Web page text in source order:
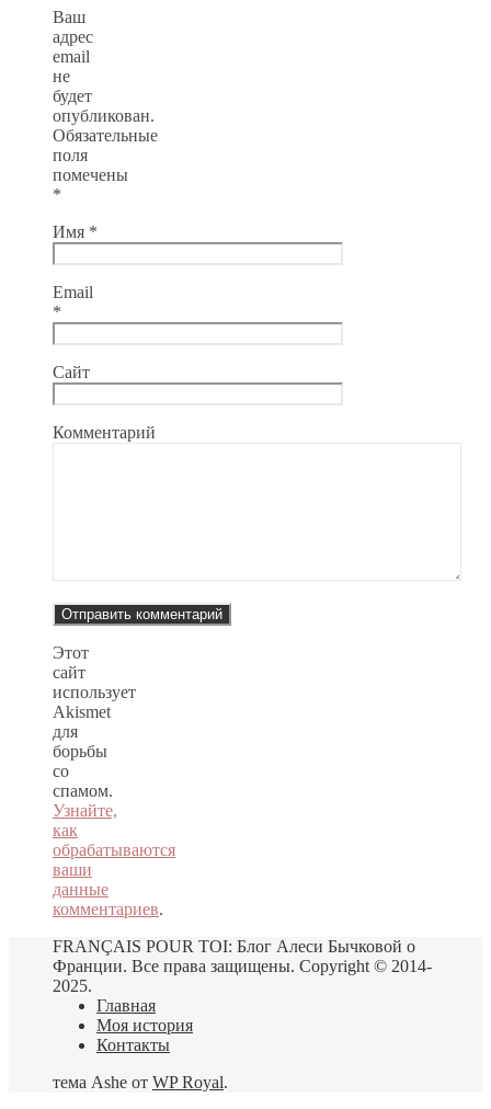
Ваш
адрес
email
не
будет
опубликован.
Обязательные
поля
помечены
*
Имя *
Email
*
Сайт
Комментарий
Этот
сайт
использует
Akismet
для
борьбы
со
спамом.
Узнайте,
как
обрабатываются
ваши
данные
комментариев.
FRANÇAIS POUR TOI: Блог Алеси Бычковой о
Франции. Все права защищены. Copyright © 2014-
2025.
Главная
Моя история
Контакты
тема Ashe от WP Royal.